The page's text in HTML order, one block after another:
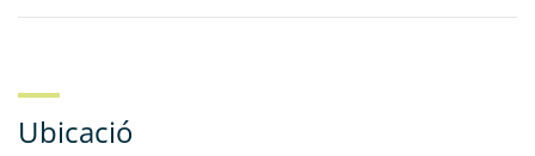
Ubicació